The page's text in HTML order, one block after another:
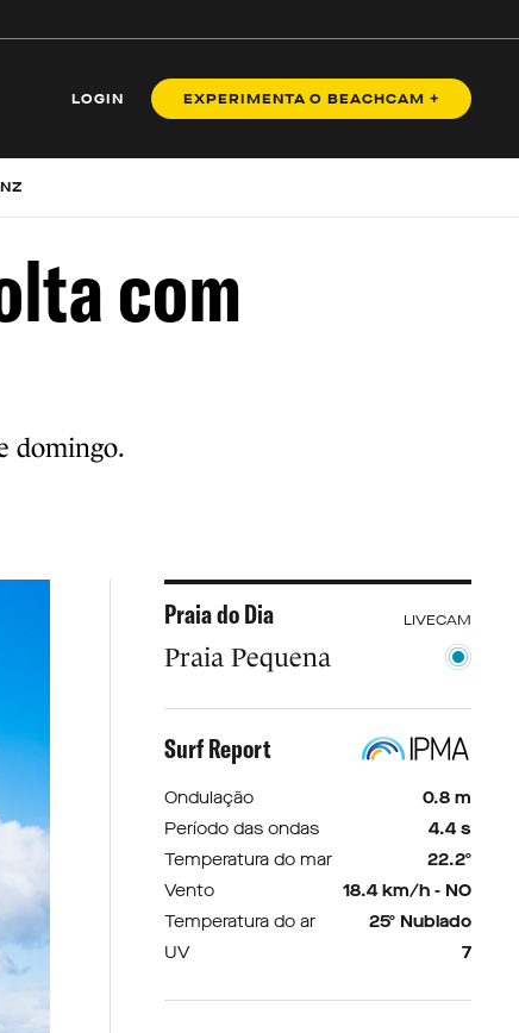
LOGIN EXPERIMENTA O BEACHCAM +
com
domingo.
Praia do Dia LIVECAM
Praia Pequena
Surf Report
Ondulação
0.8 m
Período das ondas
4.4 s
Temperatura do mar
22.2º
Vento
18.4 km/h - NO
Temperatura do ar
25º Nublado
UV
7